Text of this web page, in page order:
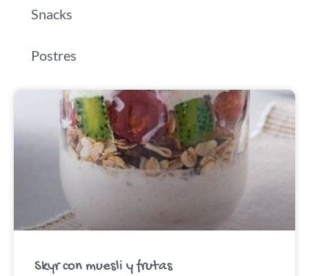
Snacks
Postres
Skyr con muesli y frutas